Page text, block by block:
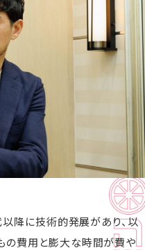
降に技術的発展があり、以
の費用と膨大な時間が費や